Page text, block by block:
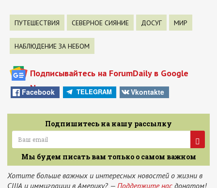
ПУТЕШЕСТВИЯ СЕВЕРНОЕ СИЯНИЕ ДОСУГ МИР
НАБЛЮДЕНИЕ ЗА НЕБОМ
Подписывайтесь на ForumDaily в Google
News
Facebook TELEGRAM Vkontakte
Подпишитесь на нашу рассылку
Мы будем писать вам только о самом важном
Хотите больше важных и интересных новостей о жизни в
США и иммиграции в Америку? — Поддержите нас донатом!